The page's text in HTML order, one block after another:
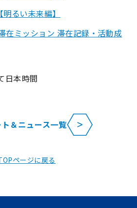
るい未来編】
在ミッション 滞在記録・活動成
日本時間
＆ニュース一覧
ページに戻る